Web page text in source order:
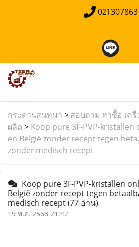
021307863
กระดานสนทนา > สอบถาม หาซื้อ เครื่
ผลิต > Koop pure 3F-PVP-
en België zonder recept tegen
zonder medisch recept
Koop pure 3F-PVP-kristallen
België zonder recept tegen
medisch recept(77 อ่าน)
19 พ.ค. 2568 21:42